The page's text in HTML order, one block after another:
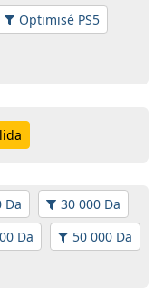
Optimisé PS5
Da
30 000 Da
Da
50 000 Da